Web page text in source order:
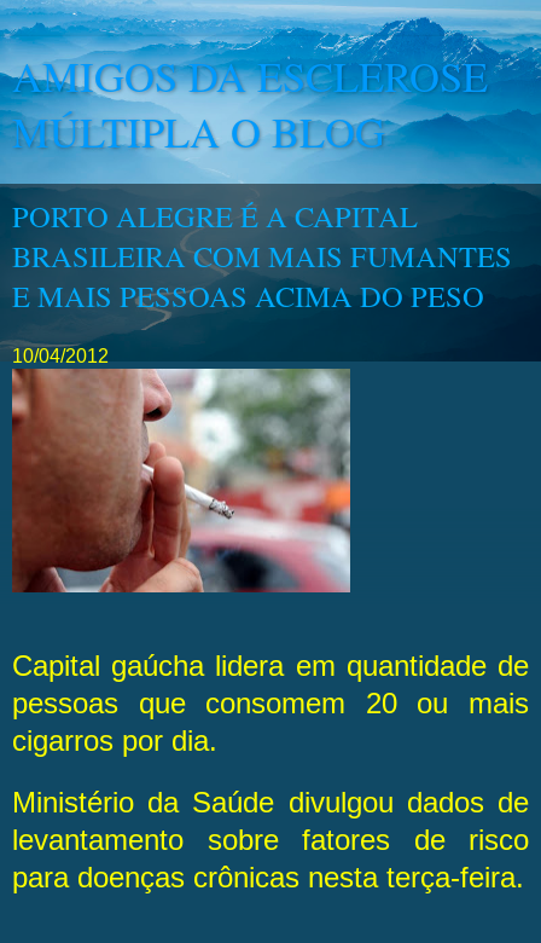
AMIGOS DA ESCLEROSE
MÚLTIPLA O BLOG
PORTO ALEGRE É A CAPITAL
BRASILEIRA COM MAIS FUMANTES
E MAIS PESSOAS ACIMA DO PESO
10/04/2012
Capital gaúcha lidera em quantidade de
pessoas que consomem 20 ou mais
cigarros por dia.
Ministério da Saúde divulgou dados de
levantamento sobre fatores de risco
para doenças crônicas nesta terça-feira.